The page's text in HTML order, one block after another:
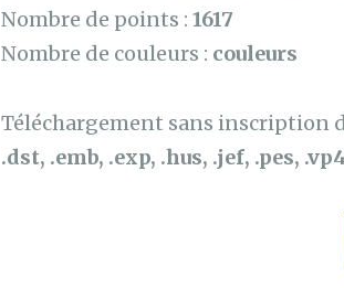
Nombre de points : 1617
Nombre de couleurs : couleurs
Téléchargement sans inscription
.dst, .emb, .exp, .hus, .jef, .pes,